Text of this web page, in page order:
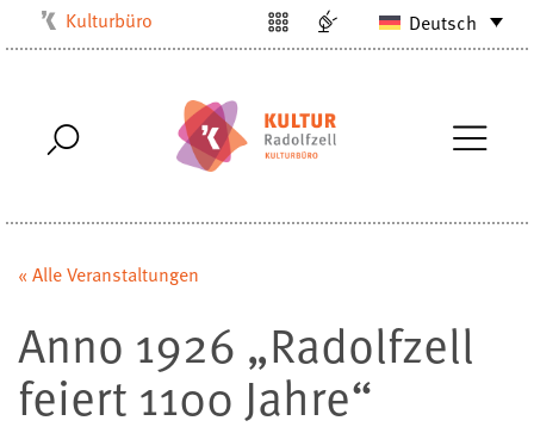
Kulturbüro
Stadtarchiv
Stadtbibliothek
Villa Bosch
Deutsch
« Alle Veranstaltungen
Anno 1926 „Radolfzell
feiert 1100 Jahre“